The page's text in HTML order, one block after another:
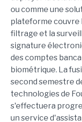
ou comme une
plateforme couvre
filtrage et la
signature
des comptes
biométrique. La
second semestre
technologies de
s'effectuera
un service